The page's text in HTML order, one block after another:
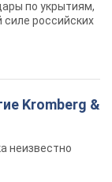
по укрытиям,
российских
Kromberg &
неизвестно